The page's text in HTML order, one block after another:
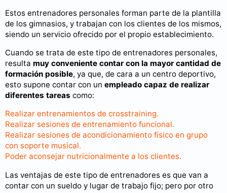
Estos entrenadores personales forman parte de la plantilla
de los gimnasios, y trabajan con los clientes de los mismos,
siendo un servicio ofrecido por el propio establecimiento.
Cuando se trata de este tipo de entrenadores personales,
resulta muy conveniente contar con la mayor cantidad de
formación posible, ya que, de cara a un centro deportivo,
esto supone contar con un empleado capaz de realizar
diferentes tareas como:
Realizar entrenamientos de crosstraining.
Realizar sesiones de entrenamiento funcional.
Realizar sesiones de acondicionamiento físico en grupo
con soporte musical.
Poder aconsejar nutricionalmente a los clientes.
Las ventajas de este tipo de entrenadores es que van a
contar con un sueldo y lugar de trabajo fijo; pero por otro